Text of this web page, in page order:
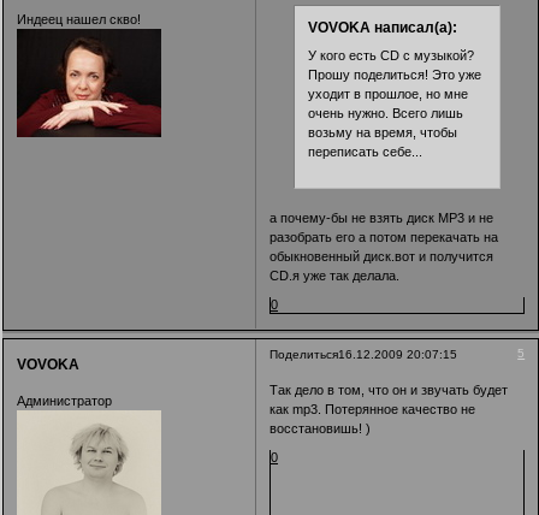
Индеец нашел скво! VOVOKA написал(а):
У кого есть CD с музыкой?
Прошу поделиться! Это уже
уходит в прошлое, но мне
очень нужно. Всего лишь
возьму на время, чтобы
переписать себе...
а почему-бы не взять диск МР3 и не
разобрать его а потом перекачать на
обыкновенный диск.вот и получится
CD.я уже так делала.
0
Поделиться 5
16.12.2009 20:07:15
VOVOKA
Администратор
Так дело в том, что он и звучать будет
как mp3. Потерянное качество не
восстановишь! )
0